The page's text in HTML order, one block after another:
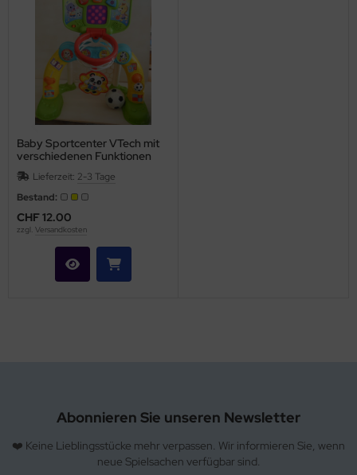
Baby Sportcenter VTech mit
verschiedenen Funktionen
und Licht
Lieferzeit: 2-3 Tage
Bestand:
CHF 12.00
zzgl. Versandkosten
Abonnieren Sie unseren Newsletter
❤️ Keine Lieblingsstücke mehr verpassen. Wir informieren Sie, wenn
neue Spielsachen verfügbar sind.